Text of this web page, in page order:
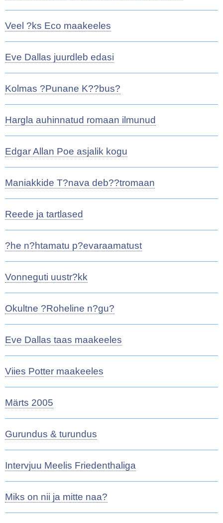
Veel ?ks Eco maakeeles
Eve Dallas juurdleb edasi
Kolmas ?Punane K??bus?
Hargla auhinnatud romaan ilmunud
Edgar Allan Poe asjalik kogu
Maniakkide T?nava deb??tromaan
Reede ja tartlased
?he n?htamatu p?evaraamatust
Vonneguti uustr?kk
Okultne ?Roheline n?gu?
Eve Dallas taas maakeeles
Viies Potter maakeeles
Märts 2005
Gurundus & turundus
Intervjuu Meelis Friedenthaliga
Miks on nii ja mitte naa?